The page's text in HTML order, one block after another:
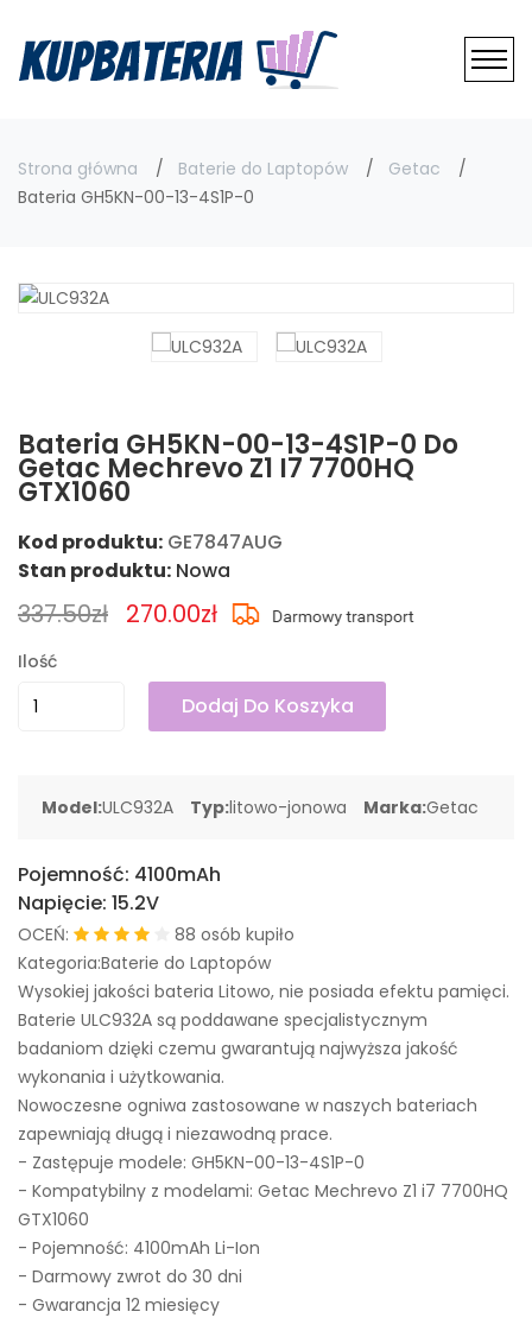
Strona główna Baterie do Laptopów
Getac
Bateria GH5KN-00-13-4S1P-0
Bateria GH5KN-00-13-4S1P-0 Do
Getac Mechrevo Z1 I7 7700HQ
GTX1060
Kod produktu: GE7847AUG
Stan produktu: Nowa
337.50zł 270.00zł
Ilość
Dodaj Do Koszyka
Model:ULC932A Typ:litowo-jonowa Marka:Getac
Pojemność: 4100mAh
Napięcie: 15.2V
OCEŃ:
88 osób kupiło
Kategoria:Baterie do Laptopów
Wysokiej jakości bateria Litowo, nie posiada efektu pamięci.
Baterie ULC932A są poddawane specjalistycznym
badaniom dzięki czemu gwarantują najwyższa jakość
wykonania i użytkowania.
Nowoczesne ogniwa zastosowane w naszych bateriach
zapewniają długą i niezawodną prace.
- Zastępuje modele: GH5KN-00-13-4S1P-0
- Kompatybilny z modelami: Getac Mechrevo Z1 i7 7700HQ
GTX1060
- Pojemność: 4100mAh Li-Ion
- Darmowy zwrot do 30 dni
- Gwarancja 12 miesięcy